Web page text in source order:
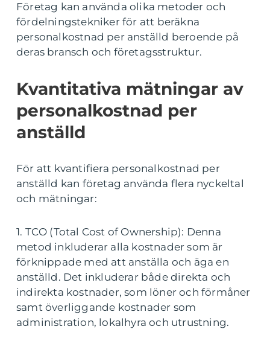
Företag kan använda olika metoder och
fördelningstekniker för att beräkna
personalkostnad per anställd beroende på
deras bransch och företagsstruktur.
Kvantitativa mätningar av
personalkostnad per
anställd
För att kvantifiera personalkostnad per
anställd kan företag använda flera nyckeltal
och mätningar:
1. TCO (Total Cost of Ownership): Denna
metod inkluderar alla kostnader som är
förknippade med att anställa och äga en
anställd. Det inkluderar både direkta och
indirekta kostnader, som löner och förmåner
samt överliggande kostnader som
administration, lokalhyra och utrustning.